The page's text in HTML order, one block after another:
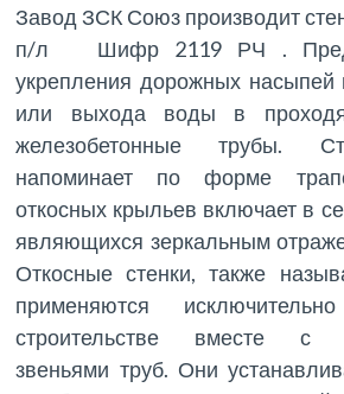
Завод ЗСК Союз производит
п/л Шифр 2119 РЧ .
укрепления дорожных насыпей
или выхода воды в
железобетонные трубы.
напоминает по форме
откосных крыльев включает в
являющихся зеркальным
Откосные стенки, также
применяются
строительстве вместе с
звеньями труб. Они